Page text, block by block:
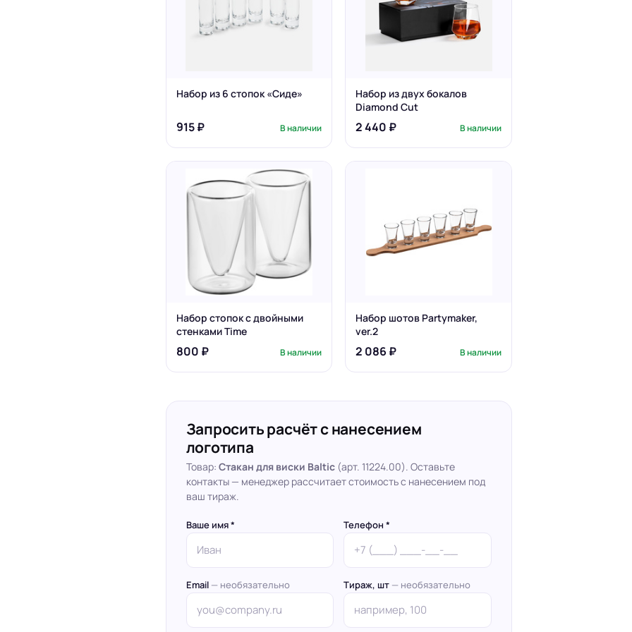
Набор из 6 стопок «Сиде»
915 ₽ В наличии
Набор из двух бокалов
Diamond Cut
2 440 ₽ В наличии
Набор стопок с двойными
стенками Time
800 ₽ В наличии
Набор шотов Partymaker,
ver.2
2 086 ₽ В наличии
Запросить расчёт с нанесением
логотипа
Товар: Стакан для виски Baltic(арт. 11224.00). Оставьте
контакты — менеджер рассчитает стоимость с нанесением под
ваш тираж.
Ваше имя * Телефон *
Email — необязательно Тираж, шт — необязательно